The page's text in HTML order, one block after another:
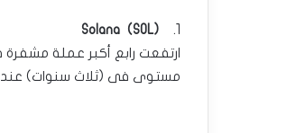
1.
Solana (SOL)
مستوى فى (ثلاث سنوات) عند 225.34 دولارًا لكل وحدة مشفرة.